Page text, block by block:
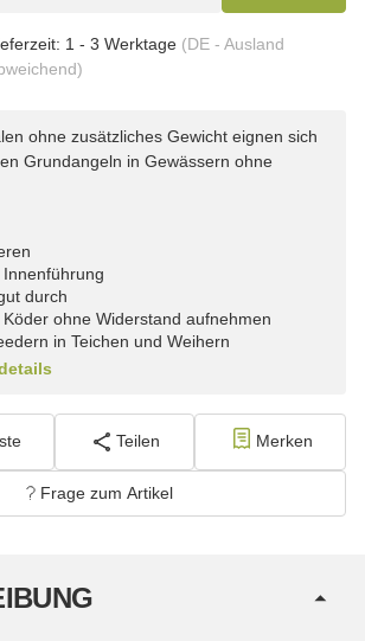
1 - 3 Werktage (DE - Ausland
ohne zusätzliches Gewicht eignen sich
Grundangeln in Gewässern ohne
durch
ohne Widerstand aufnehmen
in Teichen und Weihern
Teilen Merken
Frage zum Artikel